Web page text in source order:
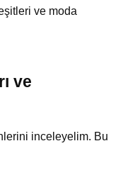
ve moda
ve
inceleyelim. Bu